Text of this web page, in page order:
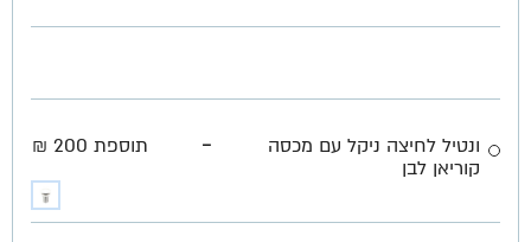
ונטיל לחיצה ניקל עם מכסה
קוריאן לבן
- תוספת 200 ₪